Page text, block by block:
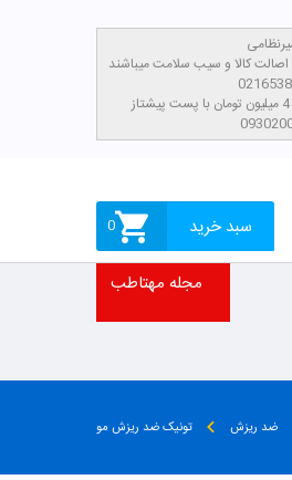
سبد خرید 0
مجله مهتاطب
ضد ریزش تونیک ضد ریزش مو